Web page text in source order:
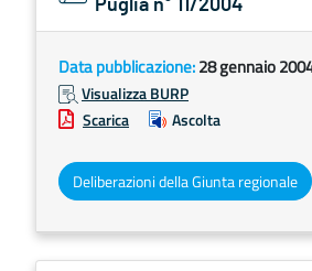
Puglia n° 11/2004
Data pubblicazione:28 gennaio
Visualizza BURP
Scarica
Ascolta
Deliberazioni della Giunta regionale